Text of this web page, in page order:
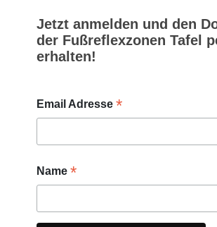
Jetzt anmelden und den
der Fußreflexzonen Tafel
erhalten!
Email Adresse *
Name *